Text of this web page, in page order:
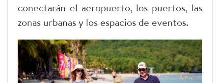
conectarán el aeropuerto, los puertos, las
zonas urbanas y los espacios de eventos.